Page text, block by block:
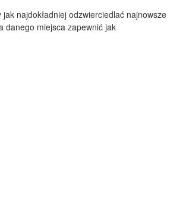
najdokładniej odzwierciedlać najnowsze
danego miejsca zapewnić jak